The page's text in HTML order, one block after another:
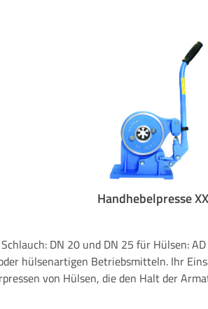
Handhebelpresse
hülsenartigen Betriebsmitteln. Ihr
von Hülsen, die den Halt der